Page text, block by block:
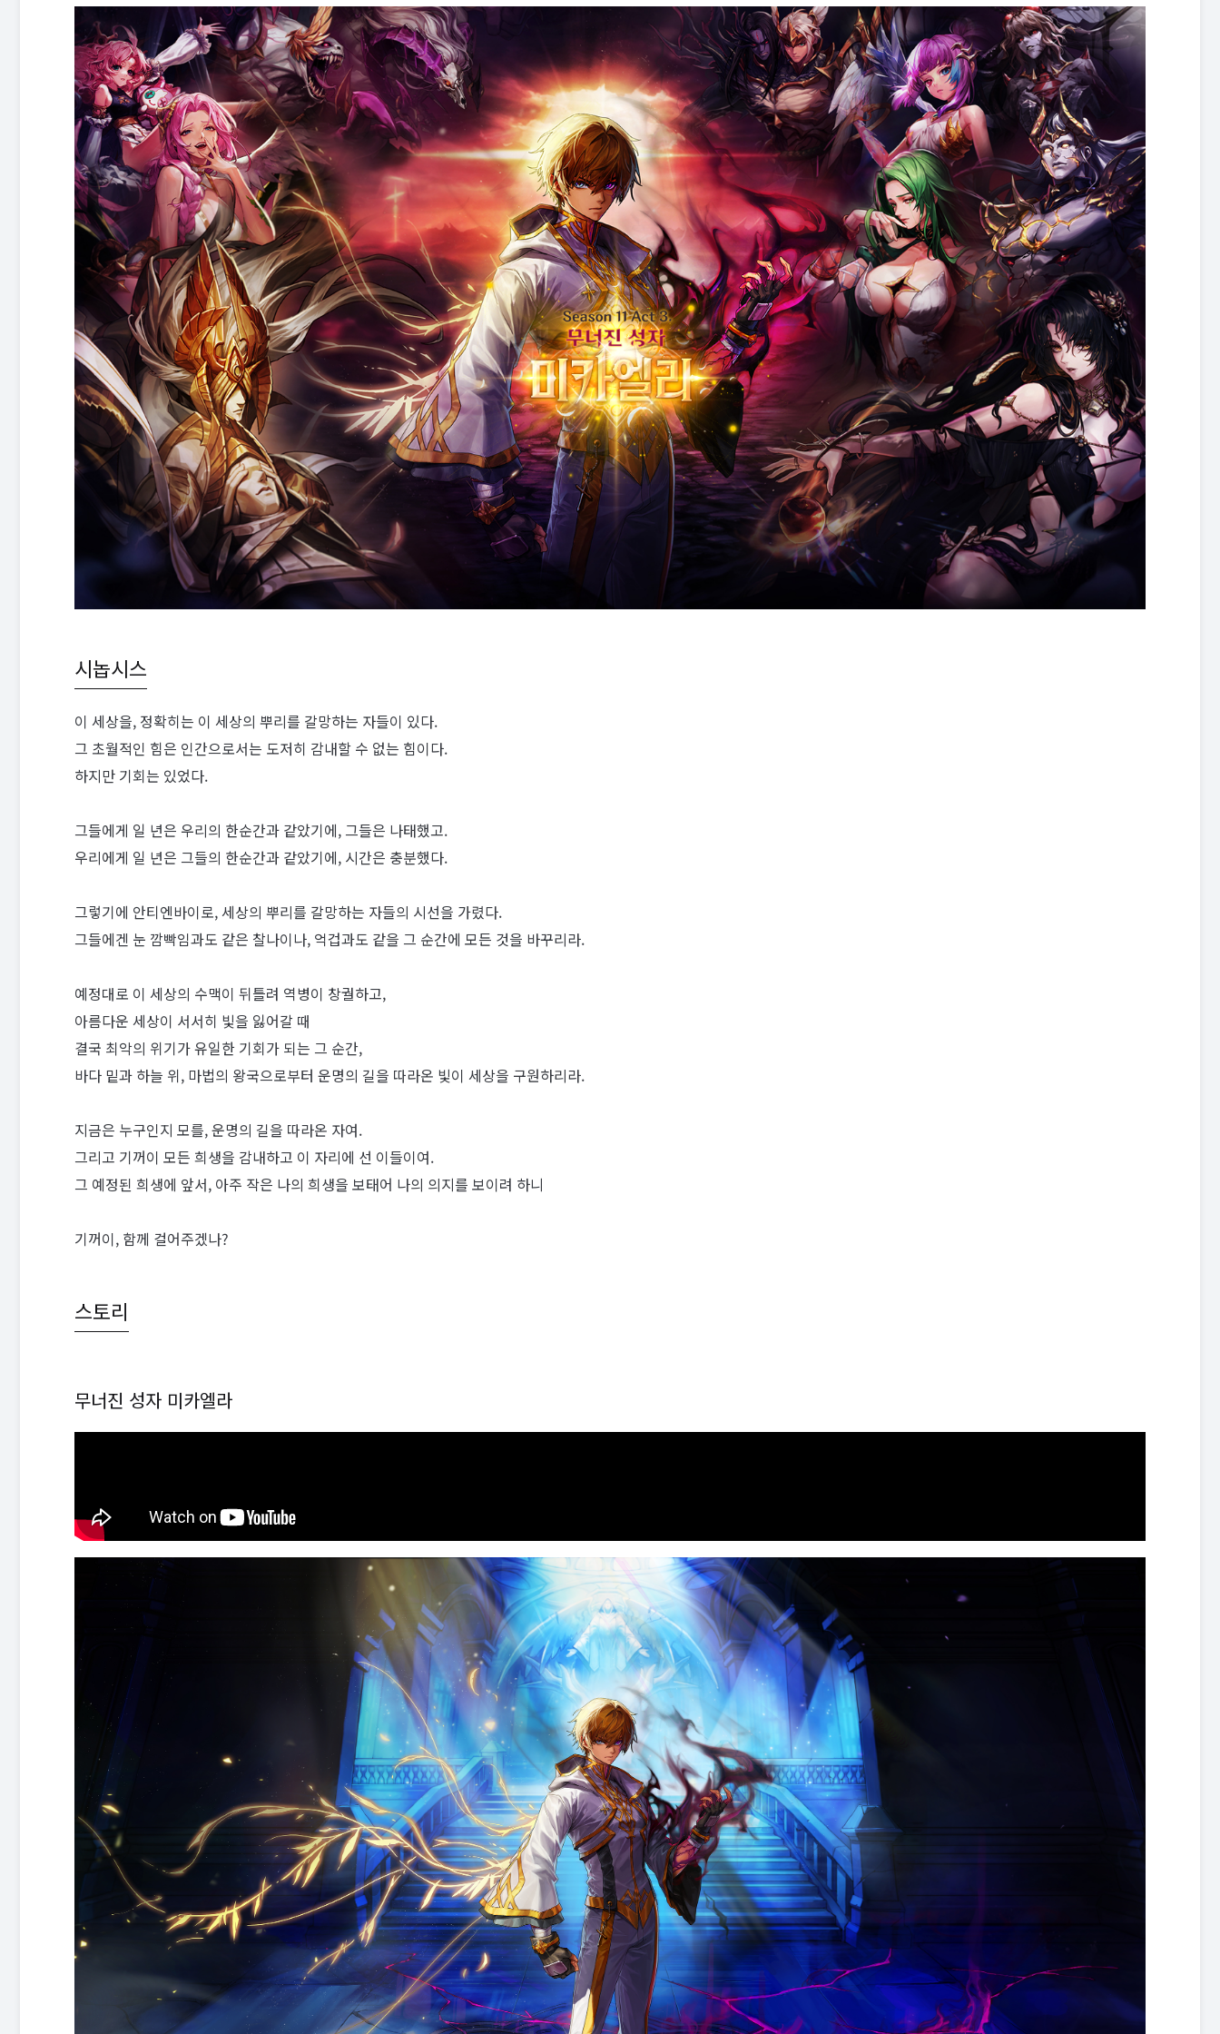
시놉시스
이 세상을, 정확히는 이 세상의 뿌리를 갈망하는 자들이 있다.
그 초월적인 힘은 인간으로서는 도저히 감내할 수 없는 힘이다.
하지만 기회는 있었다.
그들에게 일 년은 우리의 한순간과 같았기에, 그들은 나태했고.
우리에게 일 년은 그들의 한순간과 같았기에, 시간은 충분했다.
그렇기에 안티엔바이로, 세상의 뿌리를 갈망하는 자들의 시선을 가렸다.
그들에겐 눈 깜빡임과도 같은 찰나이나, 억겁과도 같을 그 순간에 모든 것을 바꾸리라.
예정대로 이 세상의 수맥이 뒤틀려 역병이 창궐하고,
아름다운 세상이 서서히 빛을 잃어갈 때
결국 최악의 위기가 유일한 기회가 되는 그 순간,
바다 밑과 하늘 위, 마법의 왕국으로부터 운명의 길을 따라온 빛이 세상을 구원하리라.
지금은 누구인지 모를, 운명의 길을 따라온 자여.
그리고 기꺼이 모든 희생을 감내하고 이 자리에 선 이들이여.
그 예정된 희생에 앞서, 아주 작은 나의 희생을 보태어 나의 의지를 보이려 하니
기꺼이, 함께 걸어주겠나?
스토리
무너진 성자 미카엘라